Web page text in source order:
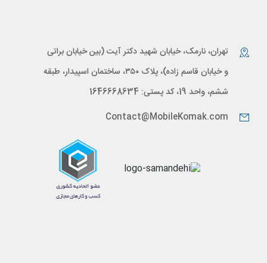
تهران، نارمک، خیابان شهید دکتر آیت (بین خیابان براتی
و خیابان قاسم زاده)، پلاک ۳۵۰، ساختمان اسپیدار، طبقه
ششم، واحد 19، کد پستی: 1646668634
Contact@MobileKomak.com